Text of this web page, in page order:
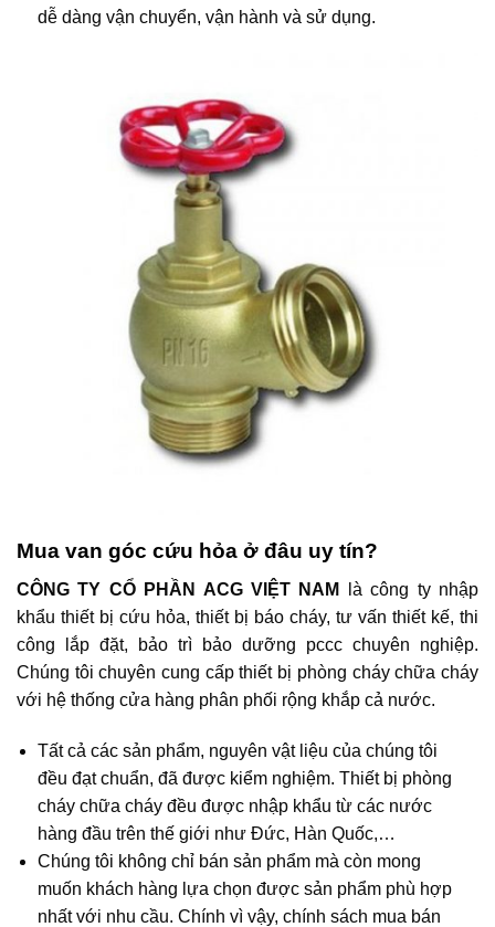
dễ dàng vận chuyển, vận hành và sử dụng.
Mua van góc cứu hỏa ở đâu uy tín?
CÔNG TY CỔ PHẦN ACG VIỆT NAM
là công ty nhập
khẩu thiết bị cứu hỏa, thiết bị báo cháy, tư vấn thiết kế, thi
công lắp đặt, bảo trì bảo dưỡng pccc chuyên nghiệp.
Chúng tôi chuyên cung cấp thiết bị phòng cháy chữa cháy
với hệ thống cửa hàng phân phối rộng khắp cả nước.
Tất cả các sản phẩm, nguyên vật liệu của chúng tôi
đều đạt chuẩn, đã được kiểm nghiệm. Thiết bị phòng
cháy chữa cháy đều được nhập khẩu từ các nước
hàng đầu trên thế giới như Đức, Hàn Quốc,…
Chúng tôi không chỉ bán sản phẩm mà còn mong
muốn khách hàng lựa chọn được sản phẩm phù hợp
nhất với nhu cầu. Chính vì vậy, chính sách mua bán